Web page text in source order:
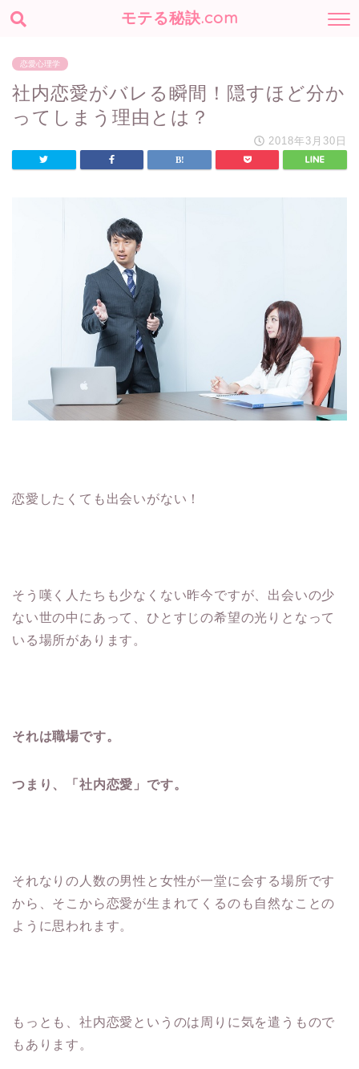
モテる秘訣.com
恋愛心理学
社内恋愛がバレる瞬間！隠すほど分か
ってしまう理由とは？
2018年3月30日
恋愛したくても出会いがない！
そう嘆く人たちも少なくない昨今ですが、出会いの少
ない世の中にあって、ひとすじの希望の光りとなって
いる場所があります。
それは職場です。
つまり、「社内恋愛」です。
それなりの人数の男性と女性が一堂に会する場所です
から、そこから恋愛が生まれてくるのも自然なことの
ように思われます。
もっとも、社内恋愛というのは周りに気を遣うもので
もあります。